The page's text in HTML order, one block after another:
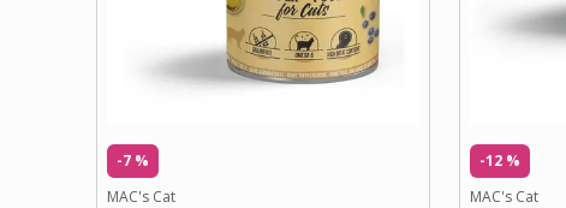
-7 %
MAC's Cat
-12 %
MAC's Cat